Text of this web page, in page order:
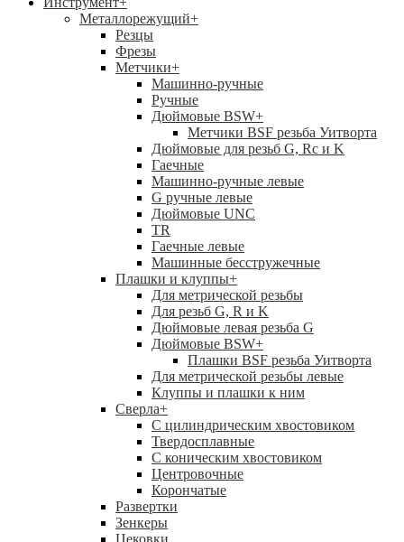
Металлорежущий+
Резцы
Фрезы
Метчики+
Машинно-ручные
Ручные
Дюймовые BSW+
Метчики BSF резьба Уитворта
Дюймовые для резьб G, Rc и K
Гаечные
Машинно-ручные левые
G ручные левые
Дюймовые UNC
TR
Гаечные левые
Машинные бесстружечные
Плашки и клуппы+
Для метрической резьбы
Для резьб G, R и K
Дюймовые левая резьба G
Дюймовые BSW+
Плашки BSF резьба Уитворта
Для метрической резьбы левые
Клуппы и плашки к ним
Сверла+
С цилиндрическим хвостовиком
Твердосплавные
С коническим хвостовиком
Центровочные
Корончатые
Развертки
Зенкеры
Цековки